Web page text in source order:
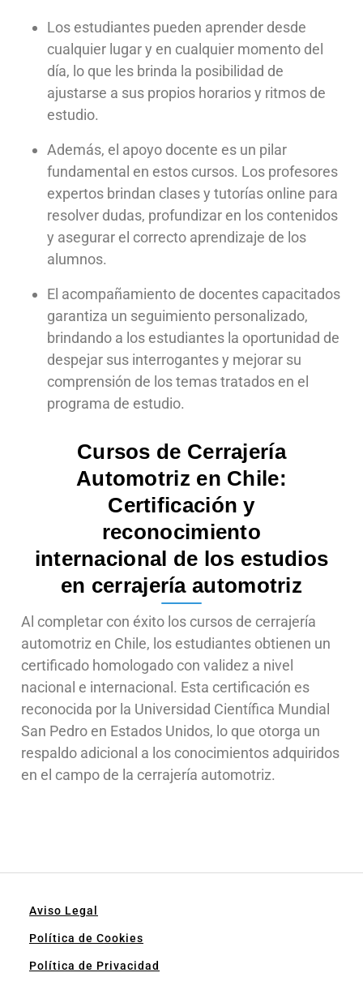
Los estudiantes pueden aprender desde
cualquier lugar y en cualquier momento del
día, lo que les brinda la posibilidad de
ajustarse a sus propios horarios y ritmos de
estudio.
Además, el apoyo docente es un pilar
fundamental en estos cursos. Los profesores
expertos brindan clases y tutorías online para
resolver dudas, profundizar en los contenidos
y asegurar el correcto aprendizaje de los
alumnos.
El acompañamiento de docentes capacitados
garantiza un seguimiento personalizado,
brindando a los estudiantes la oportunidad de
despejar sus interrogantes y mejorar su
comprensión de los temas tratados en el
programa de estudio.
Cursos de Cerrajería
Automotriz en Chile:
Certificación y
reconocimiento
internacional de los estudios
en cerrajería automotriz
Al completar con éxito los cursos de cerrajería
automotriz en Chile, los estudiantes obtienen un
certificado homologado con validez a nivel
nacional e internacional. Esta certificación es
reconocida por la Universidad Científica Mundial
San Pedro en Estados Unidos, lo que otorga un
respaldo adicional a los conocimientos adquiridos
en el campo de la cerrajería automotriz.
Aviso Legal
Política de Cookies
Política de Privacidad